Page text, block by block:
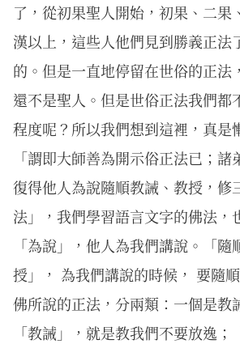
了，從初果聖人開始，初果、二果
漢以上，這些人他們見到勝義正法
的。但是一直地停留在世俗的正法
還不是聖人。但是世俗正法我們都
程度呢？所以我們想到這裡，真是
「謂即大師善為開示俗正法已；諸
復得他人為說隨順教誡、教授，修
法」，我們學習語言文字的佛法，
「為說」，他人為我們講說。「隨
授」， 為我們講說的時候， 要隨
佛所說的正法，分兩類：一個是教
「教誡」，就是教我們不要放逸